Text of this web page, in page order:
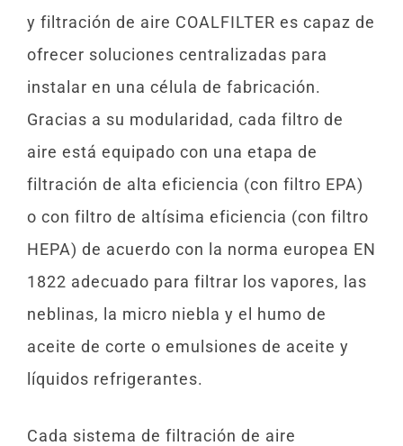
y filtración de aire COALFILTER es capaz de
ofrecer soluciones centralizadas para
instalar en una célula de fabricación.
Gracias a su modularidad, cada filtro de
aire está equipado con una etapa de
filtración de alta eficiencia (con filtro EPA)
o con filtro de altísima eficiencia (con filtro
HEPA) de acuerdo con la norma europea EN
1822 adecuado para filtrar los vapores, las
neblinas, la micro niebla y el humo de
aceite de corte o emulsiones de aceite y
líquidos refrigerantes.
Cada sistema de filtración de aire